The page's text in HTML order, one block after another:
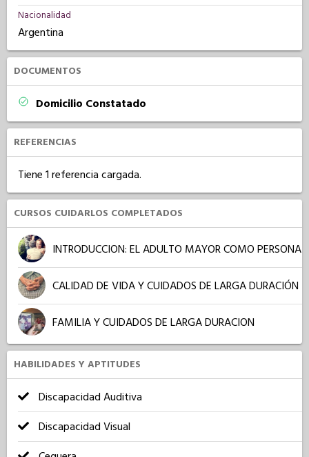
Nacionalidad
Argentina
DOCUMENTOS
Domicilio Constatado
REFERENCIAS
Tiene 1 referencia cargada.
CURSOS CUIDARLOS COMPLETADOS
INTRODUCCION: EL ADULTO MAYOR COMO PERSONA
CALIDAD DE VIDA Y CUIDADOS DE LARGA DURACIÓN
FAMILIA Y CUIDADOS DE LARGA DURACION
HABILIDADES Y APTITUDES
Discapacidad Auditiva
Discapacidad Visual